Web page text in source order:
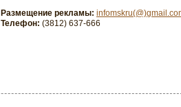
Размещение рекламы:
Телефон: (3812) 637-666